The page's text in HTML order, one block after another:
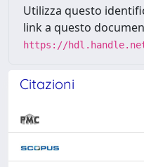
Utilizza questo
link a questo
https://
Citazioni